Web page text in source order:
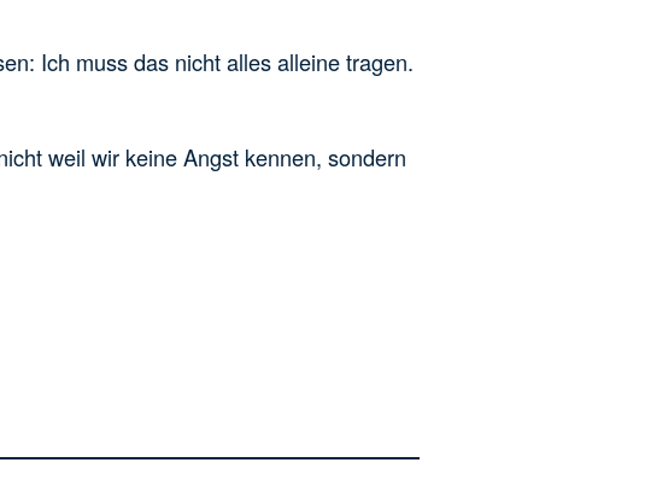
Ich muss das nicht alles alleine tragen.
weil wir keine Angst kennen, sondern